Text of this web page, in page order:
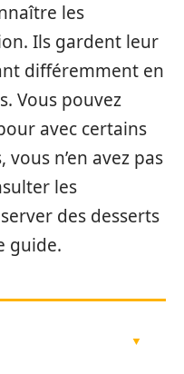
les
Ils gardent leur
différemment en
Vous pouvez
avec certains
n’en avez pas
les
des desserts
guide.